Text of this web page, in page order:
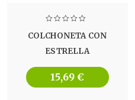
COLCHONETA CON
ESTRELLA
15,69 €